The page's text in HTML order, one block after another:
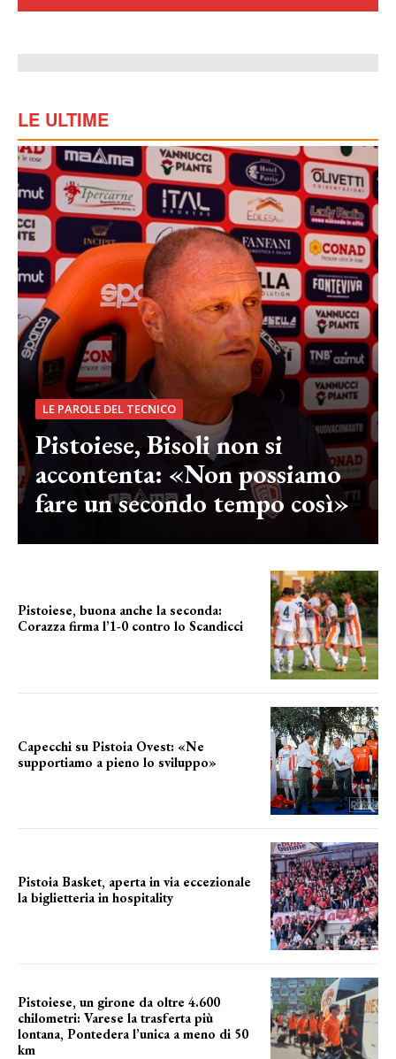
LE ULTIME
LE PAROLE DEL TECNICO
Pistoiese, Bisoli non si
accontenta: «Non possiamo
fare un secondo tempo così»
Pistoiese, buona anche la seconda:
Corazza firma l’1-0 contro lo Scandicci
Capecchi su Pistoia Ovest: «Ne
supportiamo a pieno lo sviluppo»
Pistoia Basket, aperta in via eccezionale
la biglietteria in hospitality
Pistoiese, un girone da oltre 4.600
chilometri: Varese la trasferta più
lontana, Pontedera l’unica a meno di 50
km